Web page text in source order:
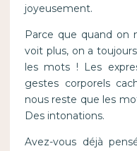
joyeusement.
Parce que quand on
voit plus, on a
les mots ! Les
gestes corporels
nous reste que les
Des intonations.
Avez-vous déjà